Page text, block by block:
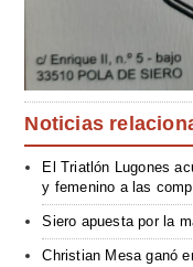
Noticias
El Triatlón Lugones
y femenino a las
Siero apuesta por la
Christian Mesa ganó